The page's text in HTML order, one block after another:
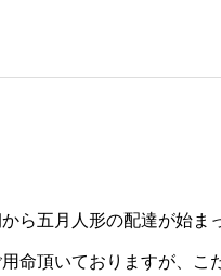
ら五月人形の配達が始ま
命頂いておりますが、